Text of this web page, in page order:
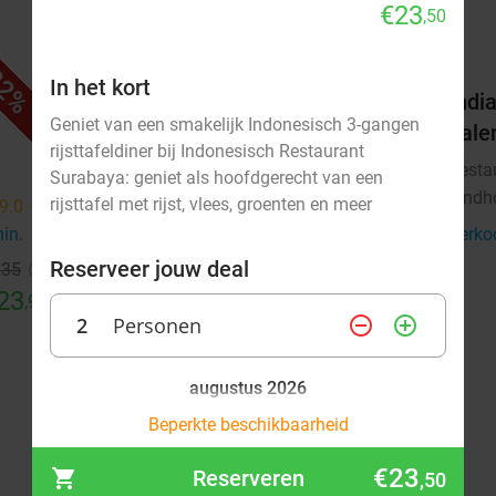
9.0 star
,95
4-gangen shared dining-diner +
brood vooraf bij Winston Bistro
Morgen Zo
Do
Winston Bistro
9.5
Verkocht: 42
€37,50
€23,50
In het kort
Geniet van een smakelijk Indonesisch 3-gangen
rijsttafeldiner bij Indonesisch Restaurant
Surabaya: geniet als hoofdgerecht van een
rijsttafel met rijst, vlees, groenten en meer
Reserveer jouw deal
2 Personen remove_circle_outline add_circle_outline
augustus 2026
Di Wo Do Vr Za
2
Beperkte beschikbaarheid
Reserveren €23,50